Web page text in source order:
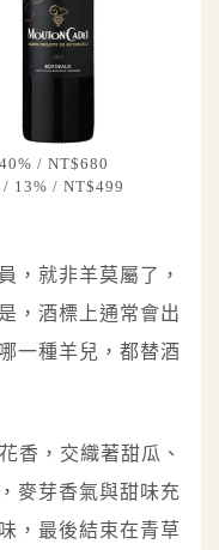
/ NT$680
13% / NT$499
，就非羊莫屬了，
，酒標上通常會出
一種羊兒，都替酒
香，交織著甜瓜、
麥芽香氣與甜味充
，最後結束在青草